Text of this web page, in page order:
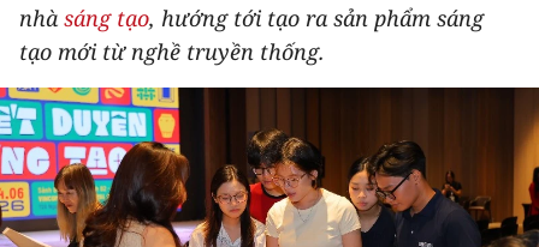
DU LỊCH
THẾ GIỚI
THỂ THAO
GIÁO DỤC
nhà sáng tạo, hướng tới tạo ra sản phẩm sáng
tạo mới từ nghề truyền thống.